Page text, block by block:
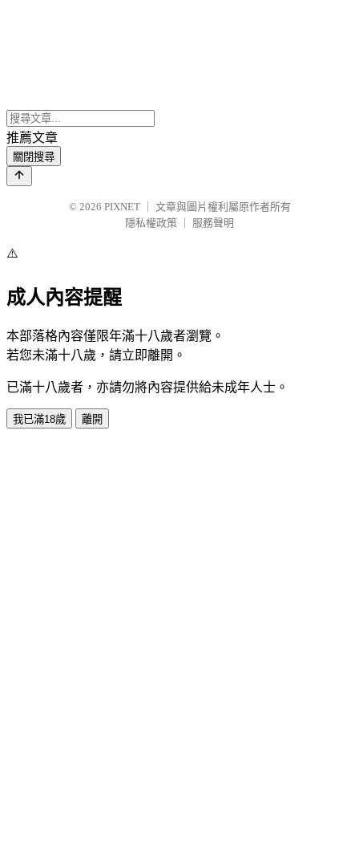
推薦文章
關閉搜尋
© 2026 PIXNET
文章與圖片權利屬原作者所有
隱私權政策
服務聲明
⚠️
成人內容提醒
本部落格內容僅限年滿十八歲者瀏覽。
若您未滿十八歲，請立即離開。
已滿十八歲者，亦請勿將內容提供給未成年人士。
我已滿18歲 離開